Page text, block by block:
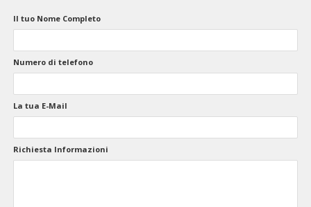
Il tuo Nome Completo
Numero di telefono
La tua E-Mail
Richiesta Informazioni